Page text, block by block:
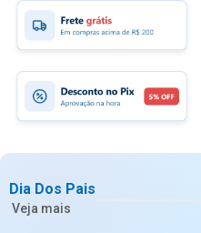
Dia Dos Pais
Veja mais